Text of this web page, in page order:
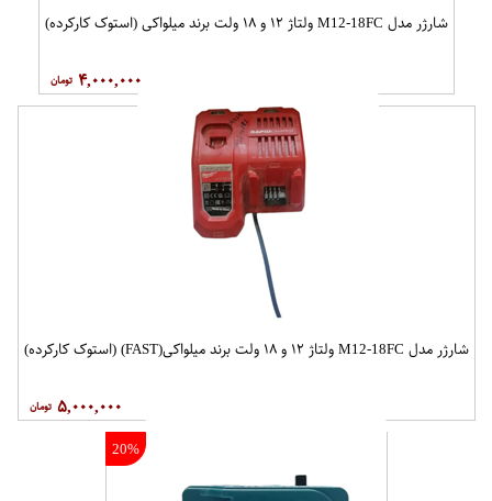
شارژر مدل M12-18FC ولتاژ ۱۲ و ۱۸ ولت برند میلواکی (استوک کارکرده)
۴,۰۰۰,۰۰۰
شارژر مدل M12-18FC ولتاژ ۱۲ و ۱۸ ولت برند میلواکی(FAST) (استوک کارکرده)
۵,۰۰۰,۰۰۰
20%